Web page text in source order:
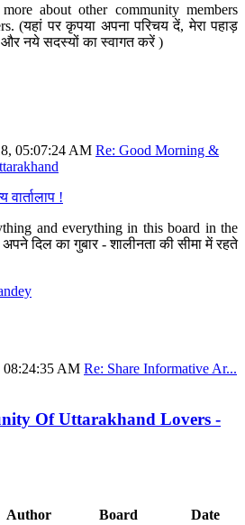
about other community members
(यहां पर कृपया अपना परिचय दें, मेरा पहाड़
नये सदस्यों का स्वागत करें )
05:07:24 AM Re: Good Morning &
!
and everything in this board in the
दिल का गुबार - शालीनता की सीमा में रहते
AM Re: Share Informative Ar...
Of Uttarakhand Lovers -
Author Board Date